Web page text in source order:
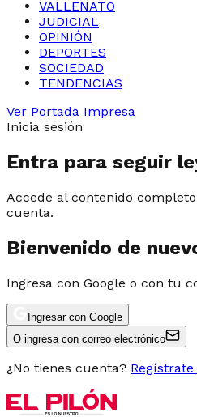
VALLENATO
JUDICIAL
OPINIÓN
DEPORTES
SOCIEDAD
TENDENCIAS
Ver Portada Impresa
Inicia sesión
Entra para seguir
Accede al contenido
cuenta.
Bienvenido de
Ingresa con Google o con tu
Ingresar con Google
O ingresa con correo electrónico
¿No tienes cuenta?